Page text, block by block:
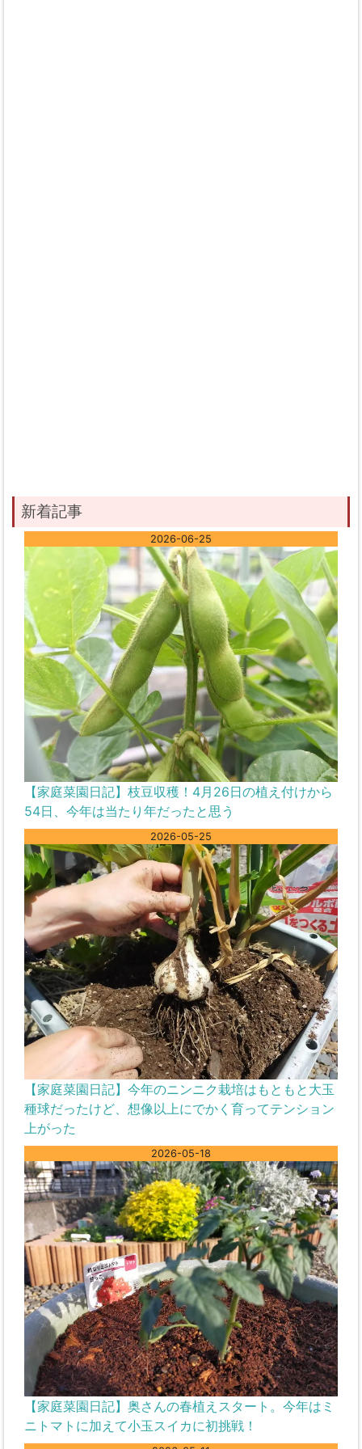
新着記事
2026-06-25
【家庭菜園日記】枝豆収穫！4月26日の植え付けから
54日、今年は当たり年だったと思う
2026-05-25
【家庭菜園日記】今年のニンニク栽培はもともと大玉
種球だったけど、想像以上にでかく育ってテンション
上がった
2026-05-18
【家庭菜園日記】奥さんの春植えスタート。今年はミ
ニトマトに加えて小玉スイカに初挑戦！